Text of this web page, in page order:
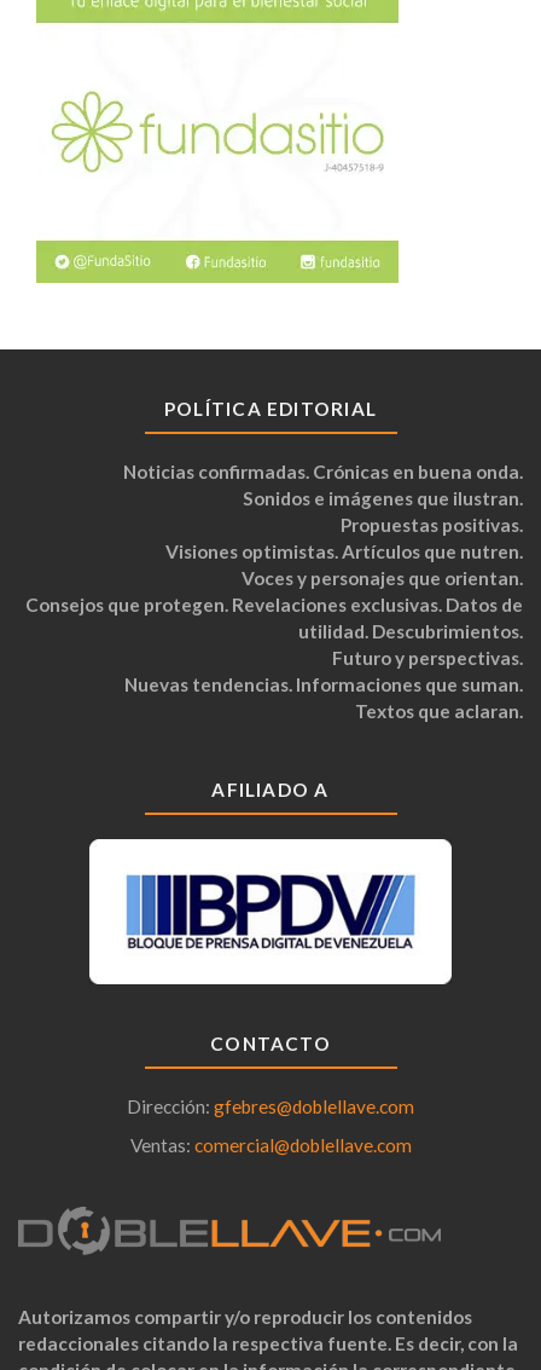
POLÍTICA EDITORIAL
Noticias confirmadas. Crónicas en buena onda.
Sonidos e imágenes que ilustran.
Propuestas positivas.
Visiones optimistas. Artículos que nutren.
Voces y personajes que orientan.
Consejos que protegen. Revelaciones exclusivas. Datos de
utilidad. Descubrimientos.
Futuro y perspectivas.
Nuevas tendencias. Informaciones que suman.
Textos que aclaran.
AFILIADO A
CONTACTO
Dirección: gfebres@doblellave.com
Ventas: comercial@doblellave.com
Autorizamos compartir y/o reproducir los contenidos
redaccionales citando la respectiva fuente. Es decir, con la